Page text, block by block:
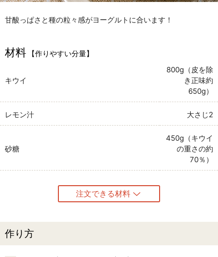
甘酸っぱさと種の粒々感がヨーグルトに合います！
材料 【作りやすい分量】
キウイ
800g（皮を除
き正味約
650g）
レモン汁 大さじ2
砂糖
450g（キウイ
の重さの約
70％）
注文できる材料
作り方